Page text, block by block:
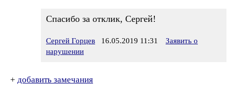
Спасибо за отклик, Сергей!
Сергей Горцев 16.05.2019 11:31
Заявить о
нарушении
+ добавить замечания